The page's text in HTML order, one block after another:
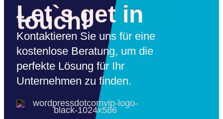
Let`s get in
touch!
Kontaktieren Sie uns für eine
kostenlose Beratung, um die
perfekte Lösung für Ihr
Unternehmen zu finden.